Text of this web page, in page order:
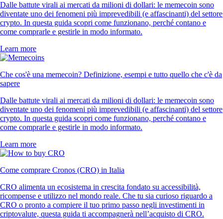
Dalle battute virali ai mercati da milioni di dollari: le memecoin sono
diventate uno dei fenomeni più imprevedibili (e affascinanti) del settore
crypto. In questa guida scopri come funzionano, perché contano e
come comprarle e gestirle in modo informato.
Learn more
Che cos'è una memecoin? Definizione, esempi e tutto quello che c'è da
sapere
Dalle battute virali ai mercati da milioni di dollari: le memecoin sono
diventate uno dei fenomeni più imprevedibili (e affascinanti) del settore
crypto. In questa guida scopri come funzionano, perché contano e
come comprarle e gestirle in modo informato.
Learn more
Come comprare Cronos (CRO) in Italia
CRO alimenta un ecosistema in crescita fondato su accessibilità,
ricompense e utilizzo nel mondo reale. Che tu sia curioso riguardo a
CRO o pronto a compiere il tuo primo passo negli investimenti in
criptovalute, questa guida ti accompagnerà nell’acquisto di CRO.